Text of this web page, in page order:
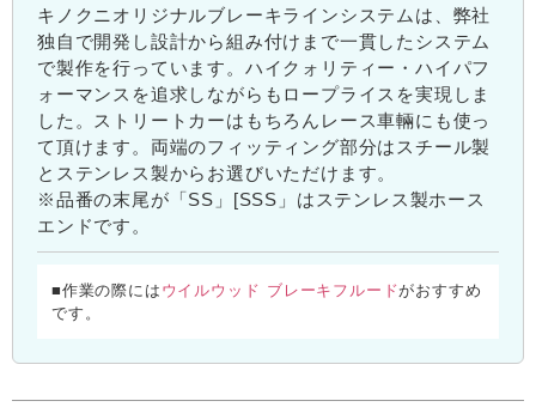
キノクニオリジナルブレーキラインシステムは、弊社
独自で開発し設計から組み付けまで一貫したシステム
で製作を行っています。ハイクォリティー・ハイパフ
ォーマンスを追求しながらもロープライスを実現しま
した。ストリートカーはもちろんレース車輛にも使っ
て頂けます。両端のフィッティング部分はスチール製
とステンレス製からお選びいただけます。
※品番の末尾が「SS」[SSS」はステンレス製ホース
エンドです。
■作業の際には ウイルウッド ブレーキフルードがおすすめ
です。